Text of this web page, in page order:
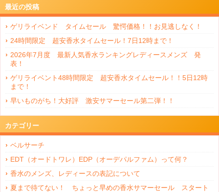
最近の投稿
ゲリライベンド タイムセール 驚愕価格！！お見逃しなく！
24時間限定 超安香水タイムセール！7日12時まで！
2026年7月度 最新人気香水ランキングレディースメンズ 発
表！
ゲリライベント48時間限定 超安香水タイムセール！！5日12時
まで！
早いものがち！大好評 激安サマーセール第二弾！！
カテゴリー
ベルサーチ
EDT（オードトワレ）EDP（オーデパルファム）って何？
香水のメンズ、レディースの表記について
夏まで待てない！ ちょっと早めの香水サマーセール スタート